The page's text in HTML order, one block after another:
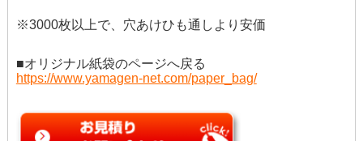
※3000枚以上で、穴あけひも通しより安価
■オリジナル紙袋のページへ戻る
https://www.yamagen-net.com/paper_bag/